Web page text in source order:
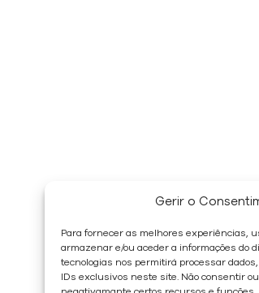
Gerir o
Para fornecer as melhores experiências,
armazenar e/ou aceder a informações do
tecnologias nos permitirá processar
IDs exclusivos neste site. Não consentir